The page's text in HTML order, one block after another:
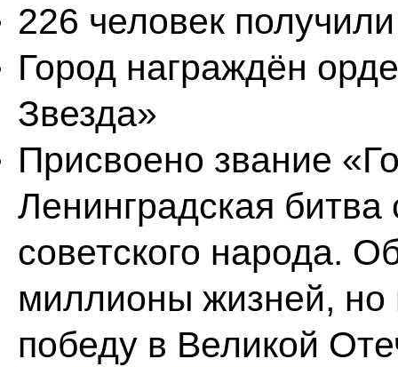
226 человек
Город награждён
Звезда»
Присвоено звание
Ленинградская
советского народа.
миллионы жизней,
победу в Великой